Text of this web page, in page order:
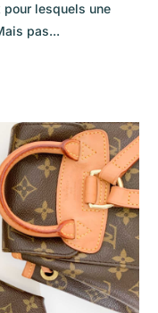
lesquels une
pas...